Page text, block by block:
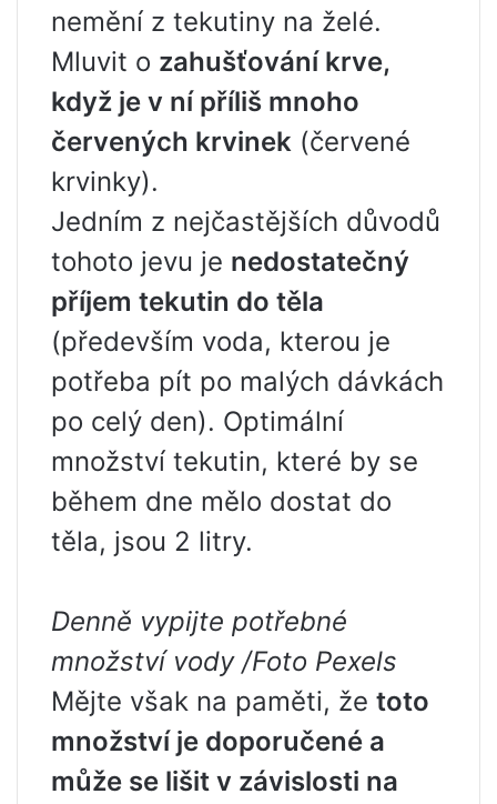
nemění z tekutiny na želé.
Mluvit o zahušťování krve,
když je v ní příliš mnoho
červených krvinek (červené
krvinky).
Jedním z nejčastějších důvodů
tohoto jevu je nedostatečný
příjem tekutin do těla
(především voda, kterou je
potřeba pít po malých dávkách
po celý den). Optimální
množství tekutin, které by se
během dne mělo dostat do
těla, jsou 2 litry.
Denně vypijte potřebné
množství vody /Foto Pexels
Mějte však na paměti, že toto
množství je doporučené a
může se lišit v závislosti na